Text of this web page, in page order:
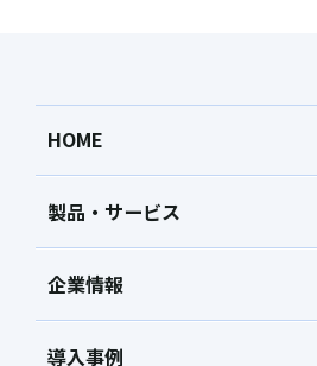
HOME
製品・サービス
企業情報
導入事例